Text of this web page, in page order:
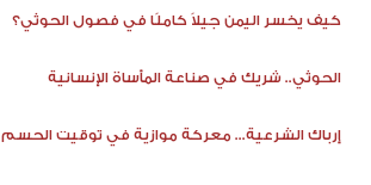
كيف يخسر اليمن جيلاً كاملًا في فصول الحوثي؟
الحوثي.. شريك في صناعة المأساة الإنسانية
إرباك الشرعية... معركة موازية في توقيت الحسم